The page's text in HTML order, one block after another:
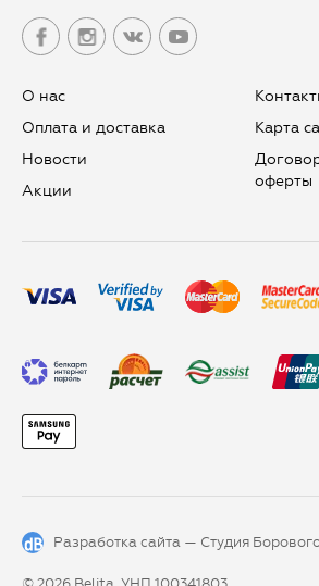
О нас
Оплата и доставка
Новости
Aкции
Карта
оферты
Разработка сайта — Студия